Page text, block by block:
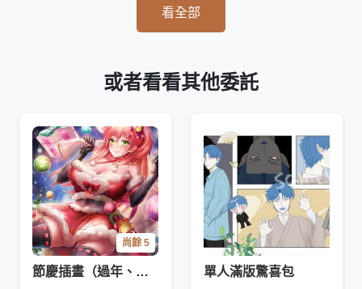
看全部
或者看看其他委託
尚餘 5
節慶插畫（過年、端午節、萬聖節、聖誕節...）固定價格 單人滿版驚喜包